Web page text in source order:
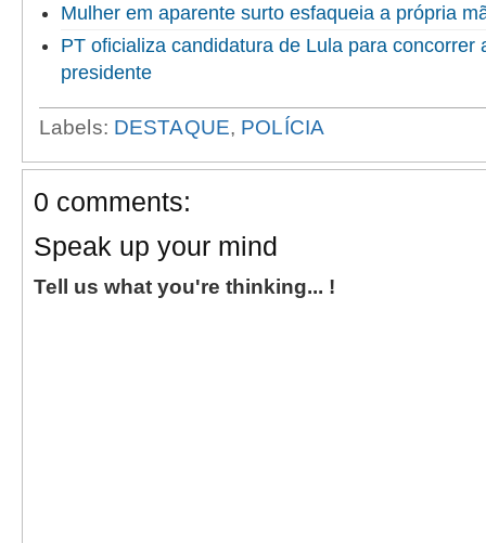
Mulher em aparente surto esfaqueia a própria
PT oficializa candidatura de Lula para concorrer
presidente
Labels: DESTAQUE, POLÍCIA
0 comments:
Speak up your mind
Tell us what you're thinking... !